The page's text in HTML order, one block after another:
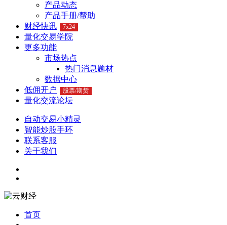
产品动态
产品手册/帮助
财经快讯
7x24
量化交易学院
更多功能
市场热点
热门消息题材
数据中心
低佣开户
股票/期货
量化交流论坛
自动交易小精灵
智能炒股手环
联系客服
关于我们
首页